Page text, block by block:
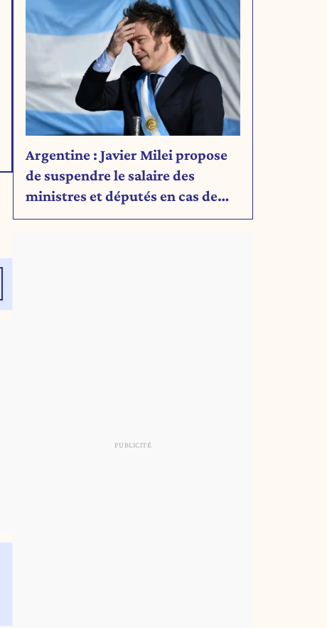
Argentine : Javier Milei propose
de suspendre le salaire des
ministres et députés en cas de
déficit budgétaire